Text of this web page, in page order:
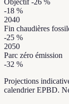
Objectif -26 %
-18 %
2040
Fin chaudières
-25 %
2050
Parc zéro émission
-32 %
Projections
calendrier EPBD.